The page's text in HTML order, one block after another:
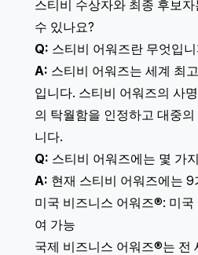
스티비 수상자와 최종 후보
수 있나요?
Q: 스티비 어워즈란 무엇입
A: 스티비 어워즈는 세계 최
입니다. 스티비 어워즈의 사
의 탁월함을 인정하고 대중
니다.
Q: 스티비 어워즈에는 몇 가
A: 현재 스티비 어워즈에는
미국 비즈니스 어워즈®: 미
여 가능
국제 비즈니스 어워즈®는 전